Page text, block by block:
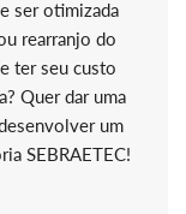
ser otimizada
rearranjo do
ter seu custo
Quer dar uma
um
SEBRAETEC!